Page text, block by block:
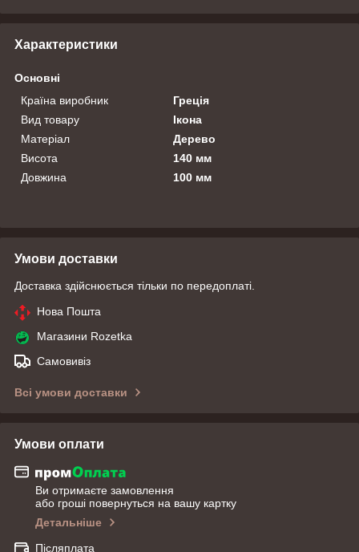
Характеристики
Основні
Країна виробник
Греція
Вид товару
Ікона
Матеріал
Дерево
Висота
140 мм
Довжина
100 мм
Умови доставки
Доставка здійснюється тільки по передоплаті.
Нова Пошта
Магазини Rozetka
Самовивіз
Всі умови доставки
Умови оплати
Ви отримаєте замовлення
або гроші повернуться на вашу картку
Детальніше
Післяплата